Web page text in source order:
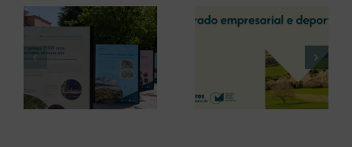
La COMG reúne a
dos líderes
empresarias con
motivo de su
Centenario para
debatir sobre el
La OIPE y el
CRETUS
presentan las
últimas
innovaciones en
restauración